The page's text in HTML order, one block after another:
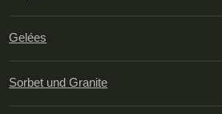
Gelées
Sorbet und Granite